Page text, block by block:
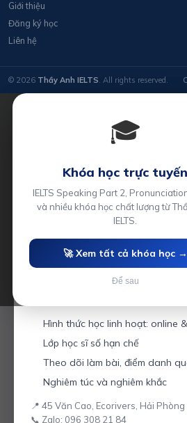
Giới thiệu
Đăng ký học
Liên hệ
© 2026 Thầy Anh IELTS. All rights reserved.
Luyện thi IELTS cùng Thầy
Giáo viên hơn 10 năm kinh
Hình thức học linh hoạt: online
Lớp học sĩ số hạn chế
Theo dõi làm bài, điểm danh
Nghiêm túc và nghiêm khắc
📍 45 Văn Cao, Ecorivers, Hải Phòng
📞 Zalo: 096 308 21 84
🎓
Khóa học trực tuyến
IELTS Speaking Part 2,
và nhiều khóa học chất lượng từ
IELTS.
🚀 Xem tất cả khóa học →
Để sau